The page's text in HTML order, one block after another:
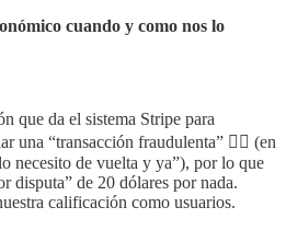
cuando y como nos lo
que da el sistema Stripe para
una “transacción fraudulenta” 🤦‍♂️ (en
necesito de vuelta y ya”), por lo que
disputa” de 20 dólares por nada.
calificación como usuarios.